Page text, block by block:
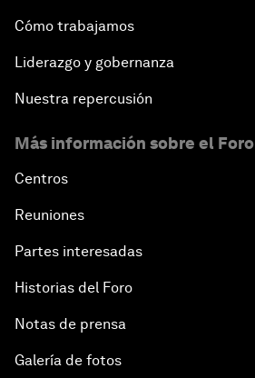
Cómo trabajamos
Liderazgo y gobernanza
Nuestra repercusión
Más información sobre el Foro
Centros
Reuniones
Partes interesadas
Historias del Foro
Notas de prensa
Galería de fotos